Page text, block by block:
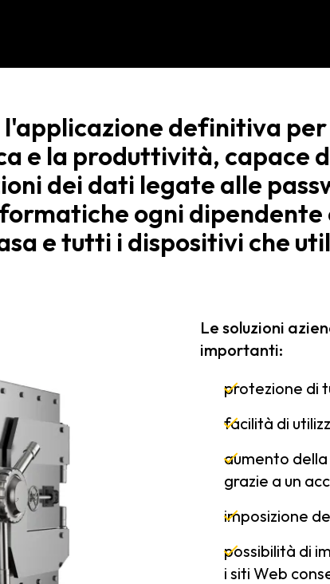
l'applicazione definitiva per
e la produttività, capace
dei dati legate alle
ogni dipendente
e tutti i dispositivi che
Le soluzioni
importanti:
protezione di
facilità di
aumento
grazie a un
imposizione
possibilità di
i siti Web